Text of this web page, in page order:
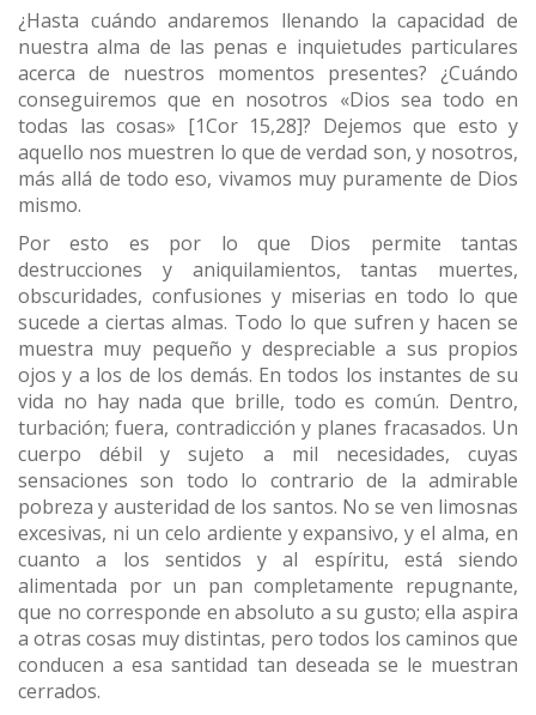
¿Hasta cuándo andaremos llenando la capacidad de
nuestra alma de las penas e inquietudes particulares
acerca de nuestros momentos presentes? ¿Cuándo
conseguiremos que en nosotros «Dios sea todo en
todas las cosas» [1Cor 15,28]? Dejemos que esto y
aquello nos muestren lo que de verdad son, y nosotros,
más allá de todo eso, vivamos muy puramente de Dios
mismo.
Por esto es por lo que Dios permite tantas
destrucciones y aniquilamientos, tantas muertes,
obscuridades, confusiones y miserias en todo lo que
sucede a ciertas almas. Todo lo que sufren y hacen se
muestra muy pequeño y despreciable a sus propios
ojos y a los de los demás. En todos los instantes de su
vida no hay nada que brille, todo es común. Dentro,
turbación; fuera, contradicción y planes fracasados. Un
cuerpo débil y sujeto a mil necesidades, cuyas
sensaciones son todo lo contrario de la admirable
pobreza y austeridad de los santos. No se ven limosnas
excesivas, ni un celo ardiente y expansivo, y el alma, en
cuanto a los sentidos y al espíritu, está siendo
alimentada por un pan completamente repugnante,
que no corresponde en absoluto a su gusto; ella aspira
a otras cosas muy distintas, pero todos los caminos que
conducen a esa santidad tan deseada se le muestran
cerrados.